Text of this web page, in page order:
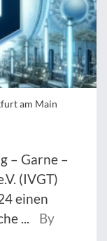
am Main
– Garne –
(IVGT)
einen
...
By